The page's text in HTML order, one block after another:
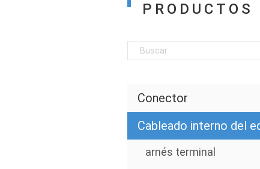
PRODUCTOS
Conector
Cableado interno del
arnés terminal